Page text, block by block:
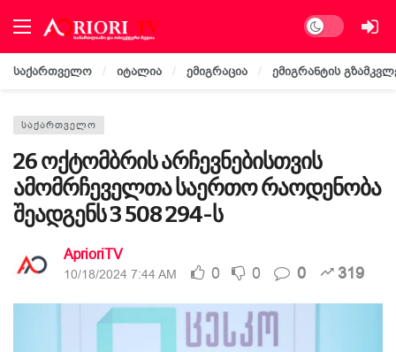
Dark mode
საქართველო იტალია ემიგრაცია ემიგრანტის
ᲡᲐᲥᲐᲠᲗᲕᲔᲚᲝ
26 ოქტომბრის არჩევნებისთვის
ამომრჩეველთა საერთო რაოდენობა
შეადგენს 3 508 294-ს
AprioriTV
10/18/2024 7:44 AM 0 0 0 319